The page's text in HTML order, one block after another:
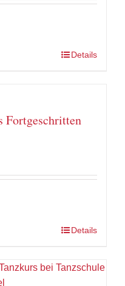
Details
Fortgeschritten
Details